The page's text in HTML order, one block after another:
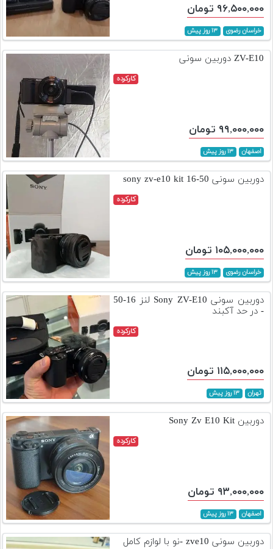
۹۶,۵۰۰,۰۰۰ تومان
خراسان رضوی ۱۳ روز پیش
ZV-E10 دوربین سونی
کارکرده
۹۹,۰۰۰,۰۰۰ تومان
اصفهان ۱۳ روز پیش
دوربین سونی sony zv-e10 kit 16-50
کارکرده
۱۰۵,۰۰۰,۰۰۰ تومان
خراسان رضوی ۱۳ روز پیش
دوربین سونی Sony ZV-E10 لنز 16-50
- در حد آکبند
کارکرده
۱۱۵,۰۰۰,۰۰۰ تومان
تهران ۱۳ روز پیش
دوربین Sony Zv E10 Kit
کارکرده
۹۳,۰۰۰,۰۰۰ تومان
اصفهان ۱۳ روز پیش
دوربین سونی zve10 -نو با لوازم کامل